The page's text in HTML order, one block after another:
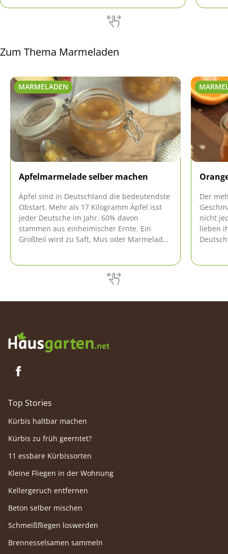
und wann es eingekocht wurde. So etwas ist
Zum Thema Marmeladen
MARMELADEN
Apfelmarmelade selber machen
Äpfel sind in Deutschland die bedeutendste
Obstart. Mehr als 17 Kilogramm Äpfel isst
jeder Deutsche im Jahr. 60% davon
stammen aus einheimischer Ernte. Ein
Großteil wird zu Saft, Mus oder Marmelade
Der
nicht
lieben
Top Stories
Kürbis haltbar machen
Kürbis zu früh geerntet?
11 essbare Kürbissorten
Kleine Fliegen in der Wohnung
Kellergeruch entfernen
Beton selber mischen
Schmeißfliegen loswerden
Brennesselsamen sammeln